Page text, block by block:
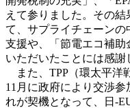
えて参りました。その
て、サプライチェーン
支援や、「節電エコ補
いただいたことには感謝
また、TPP（環太平洋
11月に政府により交渉
れが契機となって、日-